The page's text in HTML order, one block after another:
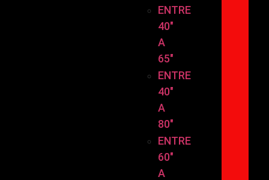
ENTRE
40″
A
65″
ENTRE
40″
A
80″
ENTRE
60″
A